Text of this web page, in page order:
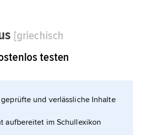
[griechisch
testen
und verlässliche Inhalte
aufbereitet im Schullexikon